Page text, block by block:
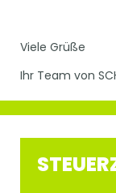
Viele Grüße
Ihr Team von